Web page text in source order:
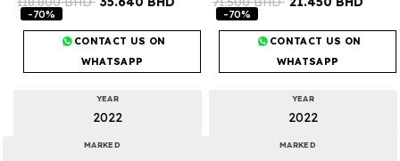
-70%
CONTACT US ON
WHATSAPP
YEAR
2022
MARKED
-70%
CONTACT US ON
WHATSAPP
YEAR
2022
MARKED